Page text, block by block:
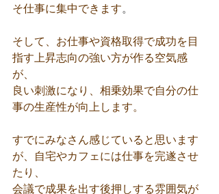
そ仕事に集中できます。
そして、お仕事や資格取得で成功を目
指す上昇志向の強い方が作る空気感
が、
良い刺激になり、相乗効果で自分の仕
事の生産性が向上します。
すでにみなさん感じていると思います
が、自宅やカフェには仕事を完遂させ
たり、
会議で成果を出す後押しする雰囲気が